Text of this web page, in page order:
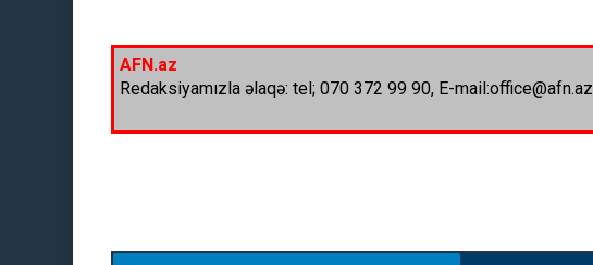
AFN.az
Redaksiyamızla əlaqə: tel; 070 372 99 90, E-mail:office@afn.az